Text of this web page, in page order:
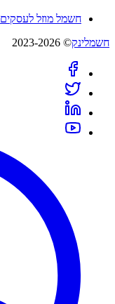
חשמל מוזל לעסקים
חשמלינק© 2023-2026